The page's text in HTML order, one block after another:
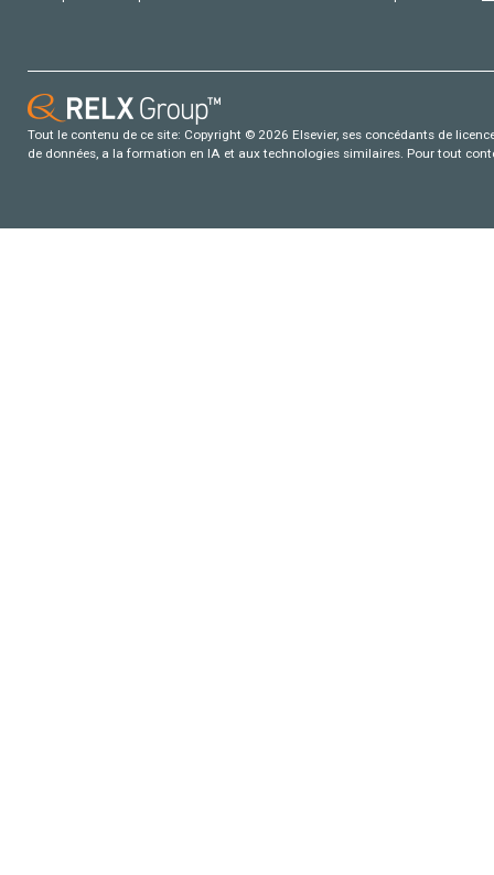
Tout le contenu de ce site: Copyright © 2026 Elsevier, ses concédants de
de données, a la formation en IA et aux technologies similaires. Pour tout